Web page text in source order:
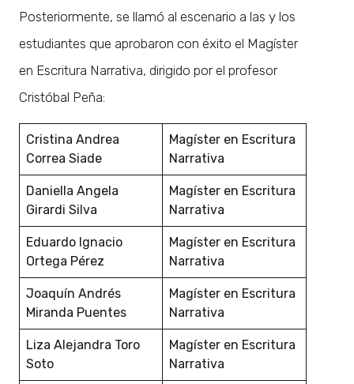
Posteriormente, se llamó al escenario a las y los
estudiantes que aprobaron con éxito el Magíster
en Escritura Narrativa, dirigido por el profesor
Cristóbal Peña:
Cristina Andrea
Correa Siade
Magíster en Escritura
Narrativa
Daniella Angela
Girardi Silva
Magíster en Escritura
Narrativa
Eduardo Ignacio
Ortega Pérez
Magíster en Escritura
Narrativa
Joaquín Andrés
Miranda Puentes
Magíster en Escritura
Narrativa
Liza Alejandra Toro
Soto
Magíster en Escritura
Narrativa